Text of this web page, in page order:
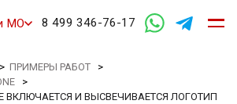
МО 8 499 346-76-17
ПРИМЕРЫ РАБОТ >
>
ВКЛЮЧАЕТСЯ И ВЫСВЕЧИВАЕТСЯ ЛОГОТИП